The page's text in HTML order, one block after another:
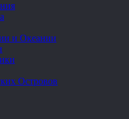
и Океании
Островов